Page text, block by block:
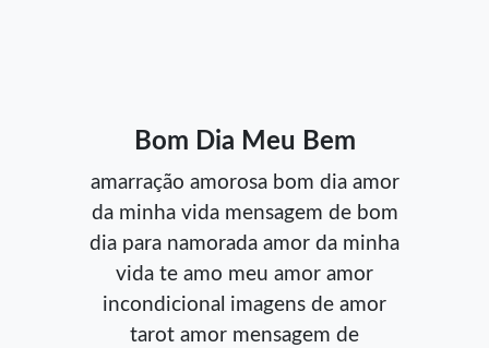
Bom Dia Meu Bem
amarração amorosa bom dia amor
da minha vida mensagem de bom
dia para namorada amor da minha
vida te amo meu amor amor
incondicional imagens de amor
tarot amor mensagem de